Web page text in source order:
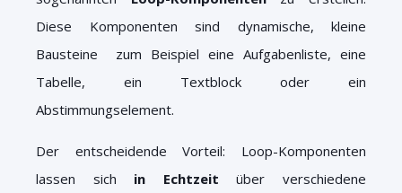
Diese Komponenten sind dynamische, kleine
Bausteine zum Beispiel eine Aufgabenliste, eine
Tabelle, ein Textblock oder ein
Abstimmungselement.
Der entscheidende Vorteil: Loop-Komponenten
lassen sich in Echtzeit über verschiedene